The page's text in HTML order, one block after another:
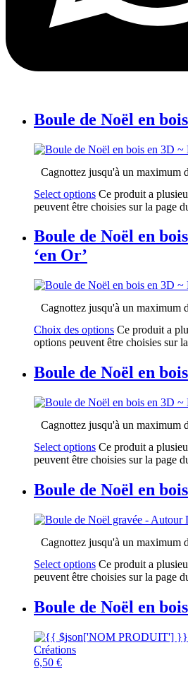
Boule de Noël en
Cagnottez jusqu'à un maximum
Select options Ce produit a
peuvent être choisies sur la page
Boule de Noël en
‘en Or’
Cagnottez jusqu'à un maximum
Choix des options Ce produit a
options peuvent être choisies sur
Boule de Noël en
Cagnottez jusqu'à un maximum
Select options Ce produit a
peuvent être choisies sur la page
Boule de Noël en
Cagnottez jusqu'à un maximum
Select options Ce produit a
peuvent être choisies sur la page
Boule de Noël en
6,50 €